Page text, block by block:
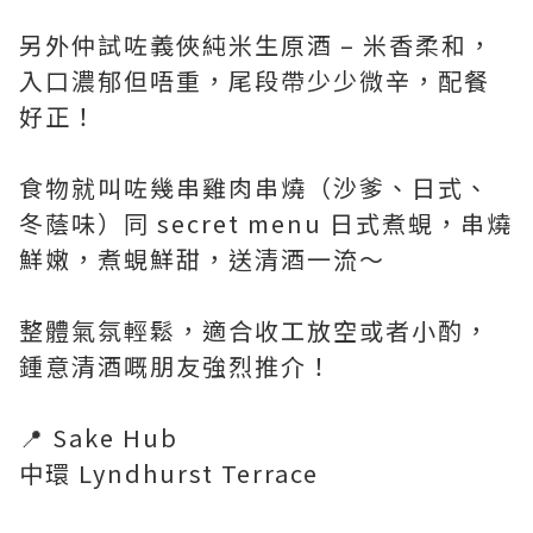
另外仲試咗義俠純米生原酒 – 米香柔和，
入口濃郁但唔重，尾段帶少少微辛，配餐
好正！
食物就叫咗幾串雞肉串燒（沙爹、日式、
冬蔭味）同 secret menu 日式煮蜆，串燒
鮮嫩，煮蜆鮮甜，送清酒一流～
整體氣氛輕鬆，適合收工放空或者小酌，
鍾意清酒嘅朋友強烈推介！
📍 Sake Hub
中環 Lyndhurst Terrace